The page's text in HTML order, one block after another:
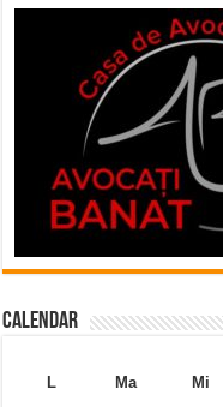
Calendar
L
Ma Mi